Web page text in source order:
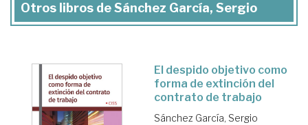
Otros libros de Sánchez García, Sergio
El despido objetivo como
forma de extinción del
contrato de trabajo
Sánchez García, Sergio